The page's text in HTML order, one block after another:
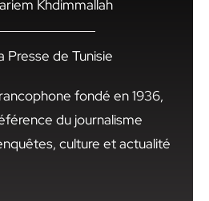
Khdimmallah
de Tunisie
fondé en 1936,
du journalisme
culture et actualité